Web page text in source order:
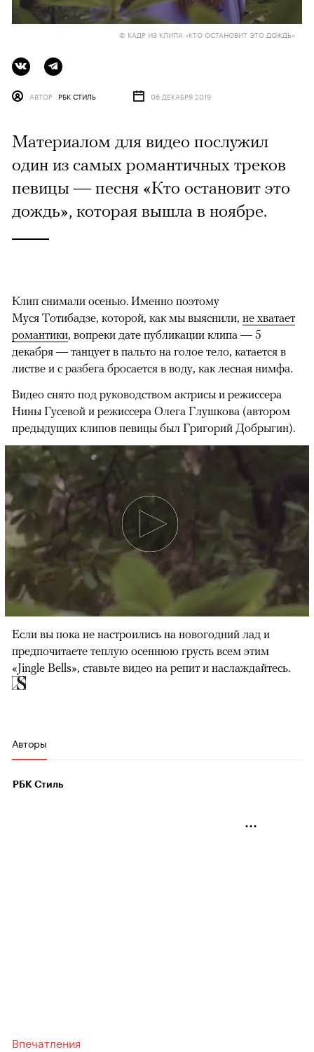
© КАДР ИЗ КЛИПА «КТО ОСТАНОВИТ ЭТО ДОЖДЬ»
АВТОР РБК СТИЛЬ 06 ДЕКАБРЯ 2019
Материалом для видео послужил
один из самых романтичных треков
певицы — песня «Кто остановит это
дождь», которая вышла в ноябре.
Клип снимали осенью. Именно поэтому
Муся Тотибадзе, которой, как мы выяснили, не хватает
романтики, вопреки дате публикации клипа — 5
декабря — танцует в пальто на голое тело, катается в
листве и с разбега бросается в воду, как лесная нимфа.
Видео снято под руководством актрисы и режиссера
Нины Гусевой и режиссера Олега Глушкова (автором
предыдущих клипов певицы был Григорий Добрыгин).
Если вы пока не настроились на новогодний лад и
предпочитаете теплую осеннюю грусть всем этим
«Jingle Bells», ставьте видео на репит и наслаждайтесь.
Авторы
РБК Стиль
Впечатления